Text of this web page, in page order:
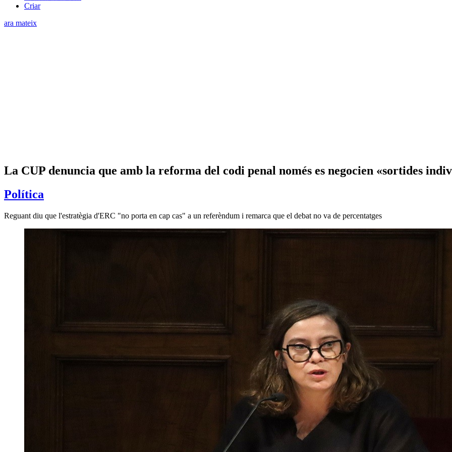
Criar
ara mateix
La CUP denuncia que amb la reforma del codi penal només es negocien «sortides
Política
Reguant diu que l'estratègia d'ERC "no porta en cap cas" a un referèndum i remarca que el debat no va de percentatges